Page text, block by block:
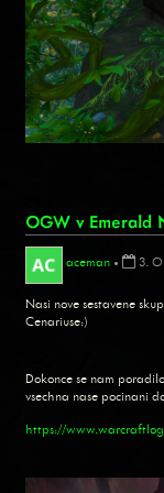
OGW v Emerald
aceman • 3.
Nasi nove sestavene
Cenariuse:)
Dokonce se nam
vsechna nase pocinani
https://